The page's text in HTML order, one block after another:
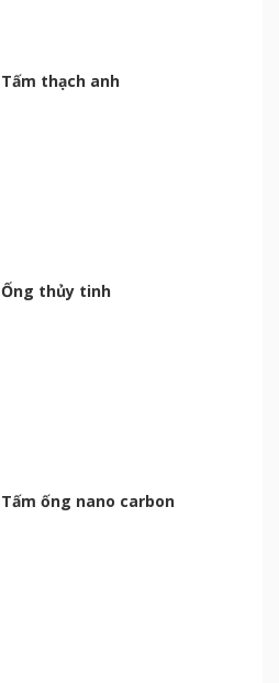
Tấm thạch anh
Ống thủy tinh
Tấm ống nano carbon